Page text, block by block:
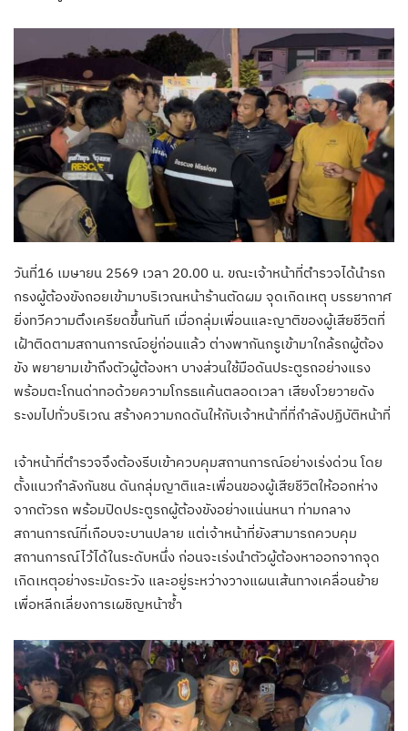
วันที่16 เมษายน 2569 เวลา 20.00 น. ขณะเจ้าหน้าที่ตำรวจได้นำรถ
กรงผู้ต้องขังถอยเข้ามาบริเวณหน้าร้านตัดผม จุดเกิดเหตุ บรรยากาศ
ยิ่งทวีความตึงเครียดขึ้นทันที เมื่อกลุ่มเพื่อนและญาติของผู้เสียชีวิตที่
เฝ้าติดตามสถานการณ์อยู่ก่อนแล้ว ต่างพากันกรูเข้ามาใกล้รถผู้ต้อง
ขัง พยายามเข้าถึงตัวผู้ต้องหา บางส่วนใช้มือดันประตูรถอย่างแรง
พร้อมตะโกนด่าทอด้วยความโกรธแค้นตลอดเวลา เสียงโวยวายดัง
ระงมไปทั่วบริเวณ สร้างความกดดันให้กับเจ้าหน้าที่ที่กำลังปฏิบัติหน้าที่
เจ้าหน้าที่ตำรวจจึงต้องรีบเข้าควบคุมสถานการณ์อย่างเร่งด่วน โดย
ตั้งแนวกำลังกันชน ดันกลุ่มญาติและเพื่อนของผู้เสียชีวิตให้ออกห่าง
จากตัวรถ พร้อมปิดประตูรถผู้ต้องขังอย่างแน่นหนา ท่ามกลาง
สถานการณ์ที่เกือบจะบานปลาย แต่เจ้าหน้าที่ยังสามารถควบคุม
สถานการณ์ไว้ได้ในระดับหนึ่ง ก่อนจะเร่งนำตัวผู้ต้องหาออกจากจุด
เกิดเหตุอย่างระมัดระวัง และอยู่ระหว่างวางแผนเส้นทางเคลื่อนย้าย
เพื่อหลีกเลี่ยงการเผชิญหน้าซ้ำ